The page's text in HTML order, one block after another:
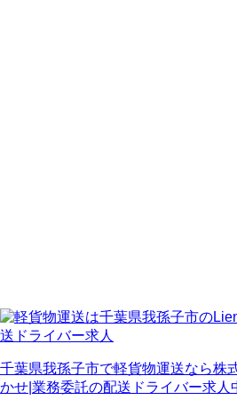
千葉県我孫子市で軽貨物運送なら株
かせ|業務委託の配送ドライバー求人